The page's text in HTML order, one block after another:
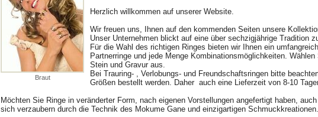
Braut
Herzlich willkommen auf unserer Website.
Wir freuen uns, Ihnen auf den kommenden Seiten unsere
Unser Unternehmen blickt auf eine über sechzigjährige Tradition
Für die Wahl des richtigen Ringes bieten wir Ihnen ein
Partnerringe und jede Menge Kombinationsmöglichkeiten.
Stein und Gravur aus.
Bei Trauring- , Verlobungs- und Freundschaftsringen bitte
Größen bestellt werden. Daher auch eine Lieferzeit von 8-10
Möchten Sie Ringe in veränderter Form, nach eigenen Vorstellungen angefertigt haben,
sich verzaubern durch die Technik des Mokume Gane und einzigartigen Schmuckkreationen.